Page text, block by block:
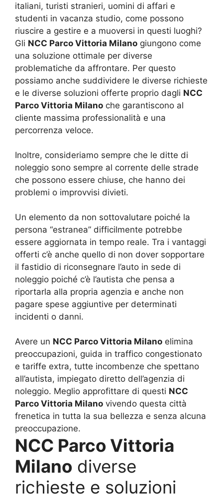
italiani, turisti stranieri, uomini di affari e
studenti in vacanza studio, come possono
riuscire a gestire e a muoversi in questi luoghi?
Gli NCC Parco Vittoria Milano giungono come
una soluzione ottimale per diverse
problematiche da affrontare. Per questo
possiamo anche suddividere le diverse richieste
e le diverse soluzioni offerte proprio dagli NCC
Parco Vittoria Milano che garantiscono al
cliente massima professionalità e una
percorrenza veloce.
Inoltre, consideriamo sempre che le ditte di
noleggio sono sempre al corrente delle strade
che possono essere chiuse, che hanno dei
problemi o improvvisi divieti.
Un elemento da non sottovalutare poiché la
persona “estranea” difficilmente potrebbe
essere aggiornata in tempo reale. Tra i vantaggi
offerti c’è anche quello di non dover sopportare
il fastidio di riconsegnare l’auto in sede di
noleggio poiché c’è l’autista che pensa a
riportarla alla propria agenzia e anche non
pagare spese aggiuntive per determinati
incidenti o danni.
Avere un NCC Parco Vittoria Milano elimina
preoccupazioni, guida in traffico congestionato
e tariffe extra, tutte incombenze che spettano
all’autista, impiegato diretto dell’agenzia di
noleggio. Meglio approfittare di questi NCC
Parco Vittoria Milano vivendo questa città
frenetica in tutta la sua bellezza e senza alcuna
preoccupazione.
NCC Parco Vittoria
Milano diverse
richieste e soluzioni